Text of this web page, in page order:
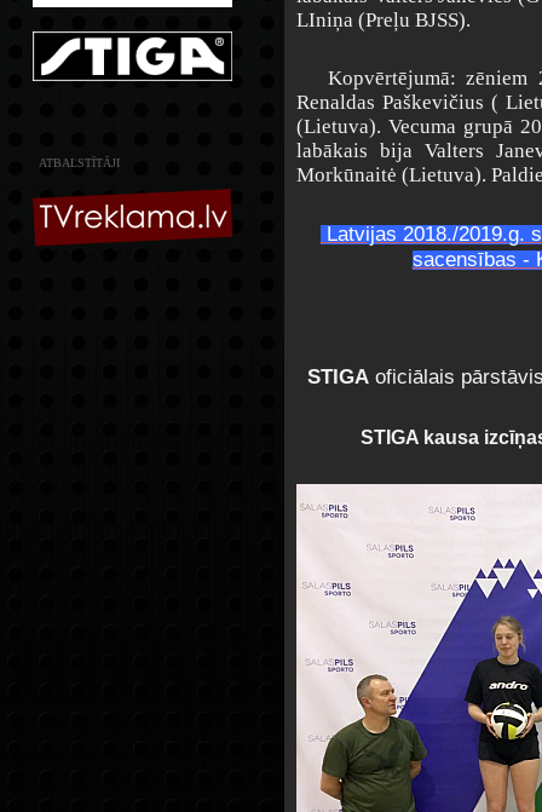
ATBALSTĪTĀJI
LIniņa (Preļu BJSS).
Kopvērtējumā: zēniem
Renaldas Paškevičius (
(Lietuva). Vecuma grupā
labākais bija Valters
Morkūnaitė (Lietuva).
Latvijas 2018./2019.g.
sacensības -
STIGA oficiālais
STIGA kausa